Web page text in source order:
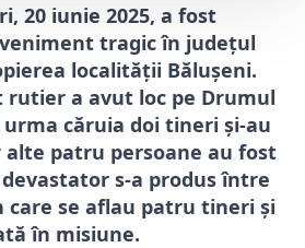
20 iunie 2025, a fost
tragic în județul
localității Bălușeni.
rutier a avut loc pe Drumul
urma căruia doi tineri și-au
patru persoane au fost
s-a produs între
se aflau patru tineri și
în misiune.